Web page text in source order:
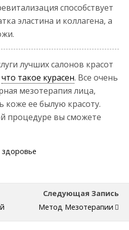
способствует
эластина и коллагена, а
лучших салонов красот
что такое курасен. Все очень
мезотерапия лица,
коже ее былую красоту.
процедуре вы сможете
здоровье
Следующая Запись
Метод Мезотерапии